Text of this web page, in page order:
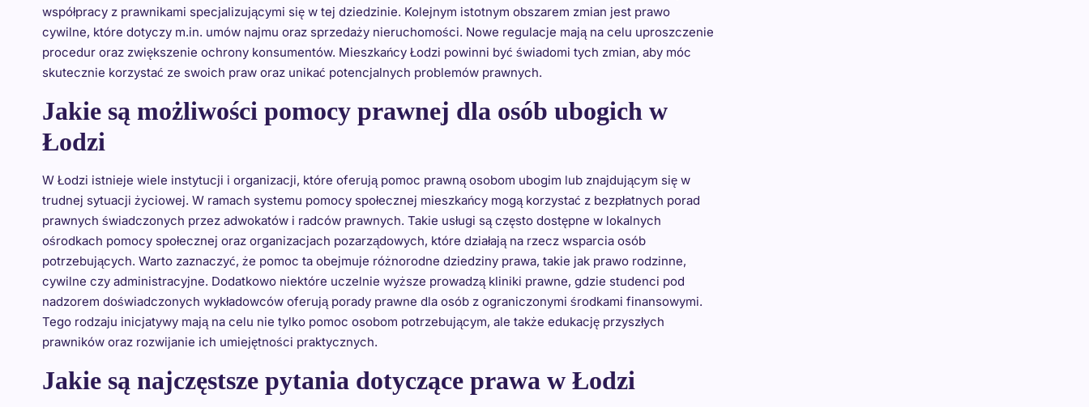
współpracy z prawnikami specjalizującymi się w tej dziedzinie. Kolejnym istotnym obszarem zmian jest prawo
cywilne, które dotyczy m.in. umów najmu oraz sprzedaży nieruchomości. Nowe regulacje mają na celu uproszczenie
procedur oraz zwiększenie ochrony konsumentów. Mieszkańcy Łodzi powinni być świadomi tych zmian, aby móc
skutecznie korzystać ze swoich praw oraz unikać potencjalnych problemów prawnych.
Jakie są możliwości pomocy prawnej dla osób ubogich w
Łodzi
W Łodzi istnieje wiele instytucji i organizacji, które oferują pomoc prawną osobom ubogim lub znajdującym się w
trudnej sytuacji życiowej. W ramach systemu pomocy społecznej mieszkańcy mogą korzystać z bezpłatnych porad
prawnych świadczonych przez adwokatów i radców prawnych. Takie usługi są często dostępne w lokalnych
ośrodkach pomocy społecznej oraz organizacjach pozarządowych, które działają na rzecz wsparcia osób
potrzebujących. Warto zaznaczyć, że pomoc ta obejmuje różnorodne dziedziny prawa, takie jak prawo rodzinne,
cywilne czy administracyjne. Dodatkowo niektóre uczelnie wyższe prowadzą kliniki prawne, gdzie studenci pod
nadzorem doświadczonych wykładowców oferują porady prawne dla osób z ograniczonymi środkami finansowymi.
Tego rodzaju inicjatywy mają na celu nie tylko pomoc osobom potrzebującym, ale także edukację przyszłych
prawników oraz rozwijanie ich umiejętności praktycznych.
Jakie są najczęstsze pytania dotyczące prawa w Łodzi